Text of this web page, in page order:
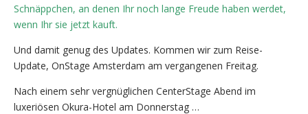
Schnäppchen, an denen Ihr noch lange Freude haben werdet,
wenn Ihr sie jetzt kauft.
Und damit genug des Updates. Kommen wir zum Reise-
Update, OnStage Amsterdam am vergangenen Freitag.
Nach einem sehr vergnüglichen CenterStage Abend im
luxeriösen Okura-Hotel am Donnerstag …